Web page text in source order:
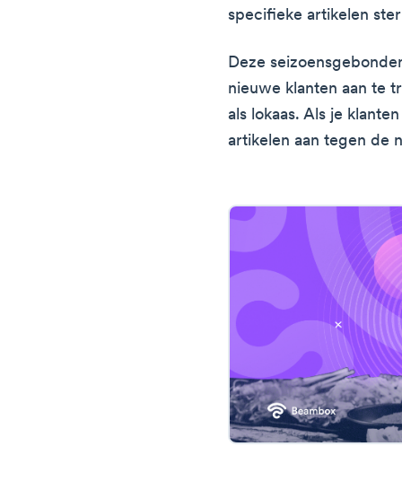
specifieke artikelen
Deze
nieuwe klanten aan te
als lokaas. Als je
artikelen aan tegen de